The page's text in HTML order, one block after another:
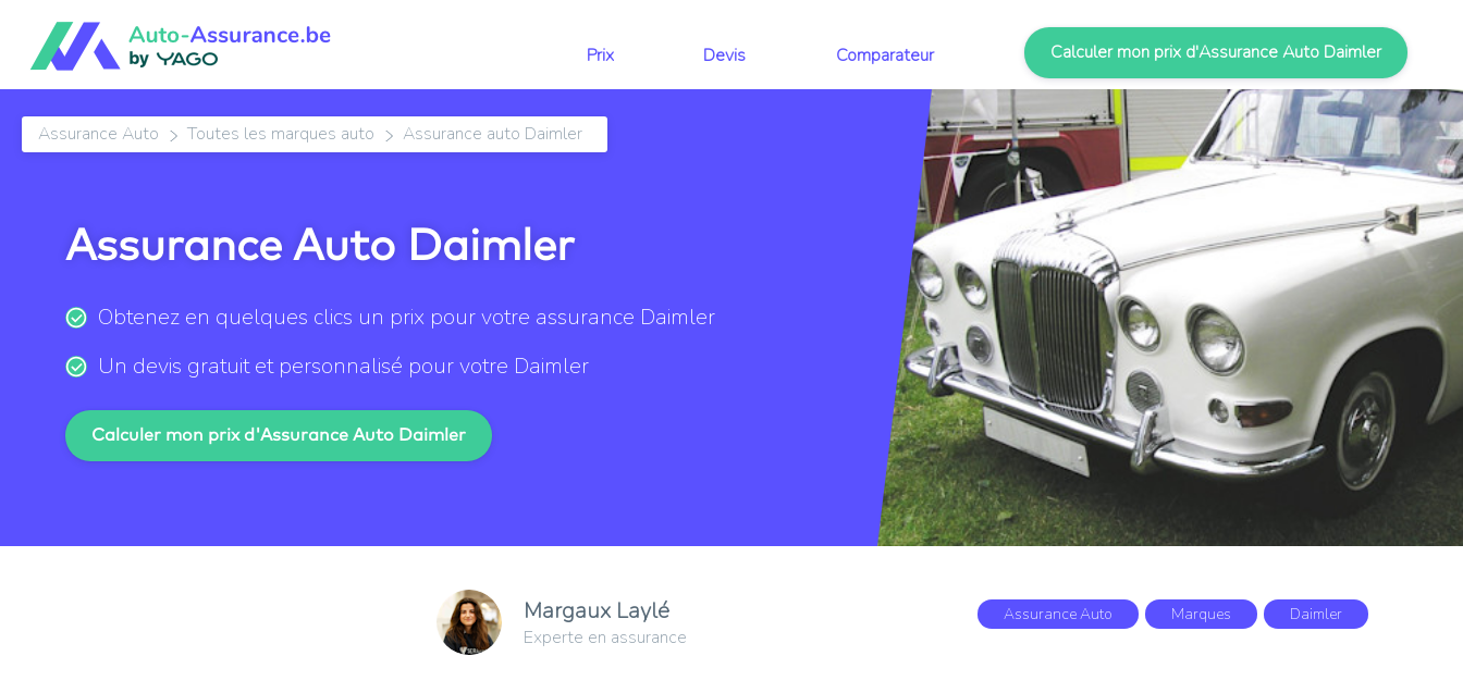
Prix Devis Comparateur Calculer mon prix d'Assurance Auto Daimler
Assurance Auto Toutes les marques auto Assurance auto Daimler
Assurance Auto Daimler
Obtenez en quelques clics un prix pour votre assurance Daimler
Un devis gratuit et personnalisé pour votre Daimler
Calculer mon prix d'Assurance Auto Daimler
Margaux Laylé
Experte en assurance
Assurance Auto Marques Daimler